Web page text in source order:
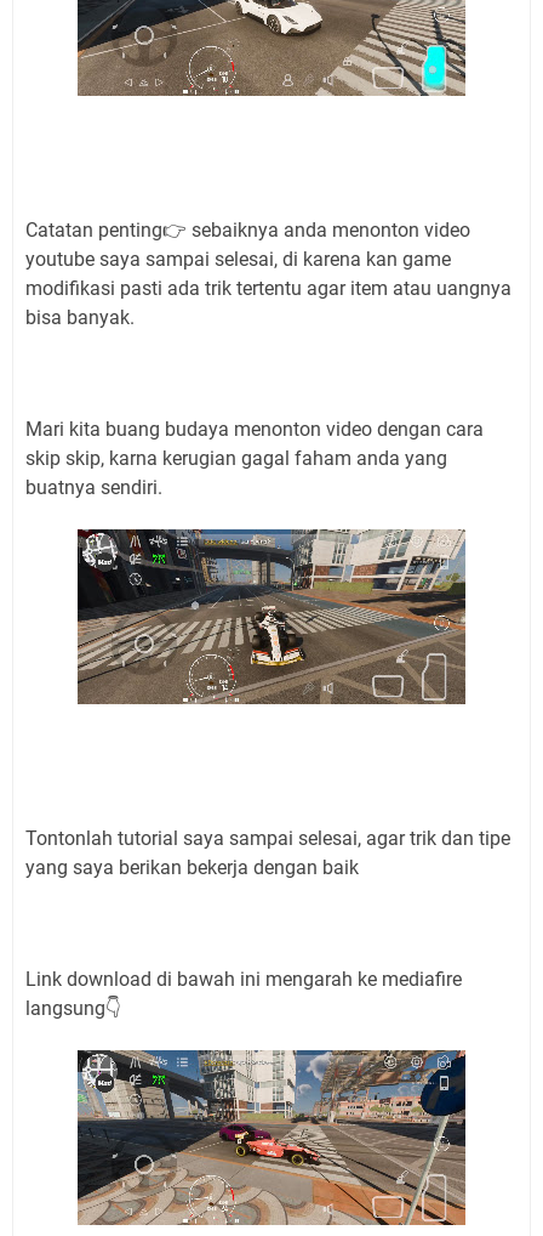
Catatan penting👉 sebaiknya anda menonton video
youtube saya sampai selesai, di karena kan game
modifikasi pasti ada trik tertentu agar item atau uangnya
bisa banyak.
Mari kita buang budaya menonton video dengan cara
skip skip, karna kerugian gagal faham anda yang
buatnya sendiri.
Tontonlah tutorial saya sampai selesai, agar trik dan tipe
yang saya berikan bekerja dengan baik
Link download di bawah ini mengarah ke mediafire
langsung👇